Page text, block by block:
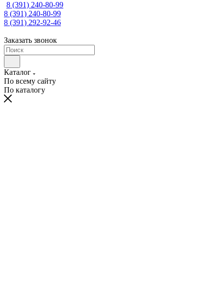
8 (391) 240-80-99
8 (391) 240-80-99
8 (391) 292-92-46
Заказать звонок
Каталог
По всему сайту
По каталогу